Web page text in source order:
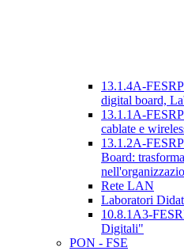
13.1.4A-
digital board,
13.1.1A-
cablate e
13.1.2A-
Board:
Rete LAN
Laboratori
10.8.1A3-
Digitali"
PON - FSE